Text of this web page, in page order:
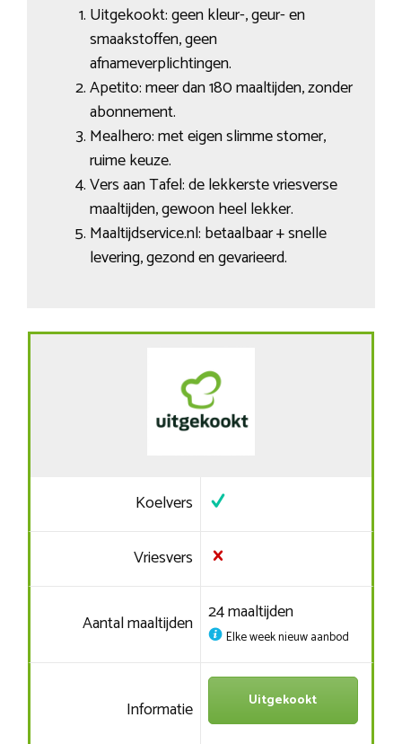
Uitgekookt: geen kleur-, geur- en
smaakstoffen, geen
afnameverplichtingen.
Apetito: meer dan 180 maaltijden, zonder
abonnement.
Mealhero: met eigen slimme stomer,
ruime keuze.
Vers aan Tafel: de lekkerste vriesverse
maaltijden, gewoon heel lekker.
Maaltijdservice.nl: betaalbaar + snelle
levering, gezond en gevarieerd.
Koelvers
Vriesvers
Aantal maaltijden 24 maaltijden
Elke week nieuw aanbod
Informatie Uitgekookt